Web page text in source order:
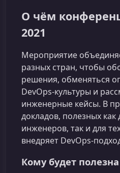
О чём
2021
Мероприятие
разных стран, чтобы
решения, обменяться
DevOps‑культуры и
инженерные кейсы. В
докладов, полезных
инженеров, так и для
внедряет
Кому будет